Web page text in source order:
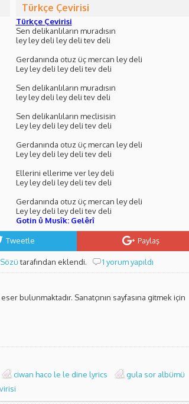
Türkçe Çevirisi
Türkçe Çevirisi
Sen delikanlıların muradısın
ley ley deli ley deli tev deli
Gerdanında otuz üç mercan ley deli
Ley ley deli ley deli tev deli
Sen delikanlıların muradısın
ley ley deli ley deli tev deli
Sen delikanlıların meclisisin
Ley ley deli ley deli tev deli
Gerdanında otuz üç mercan ley deli
Ley ley deli ley deli tev deli
Ellerini ellerime ver ley deli
Ley ley deli ley deli tev deli
Gerdanında otuz üç mercan ley deli
Ley ley deli ley deli tev deli
Gotin û Musîk: Gelêrî
Tweetle Paylaş
tarafından eklendi. 1 yorum yapıldı
bulunmaktadır. Sanatçının sayfasına gitmek için
ciwan haco le le dine lyrics
gula sor albümü